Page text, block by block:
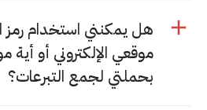
هل يمكنني استخدام رمز
موقعي الإلكتروني أو أية
بحملتي لجمع التبرعات؟